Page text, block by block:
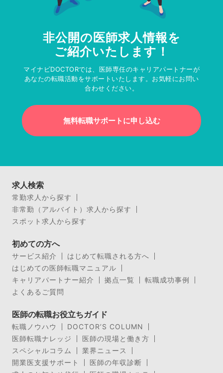
非公開の医師求人情報を
ご紹介いたします！
マイナビDOCTORでは、医師専任のキャリアパートナーが
あなたの転職活動をサポートいたします。お気軽にお問い
合わせください。
無料転職サポートに申し込む
求人検索
常勤求人から探す
非常勤（アルバイト）求人から探す
スポット求人から探す
初めての方へ
サービス紹介
はじめて転職される方へ
はじめての医師転職マニュアル
キャリアパートナー紹介
拠点一覧
転職成功事例
よくあるご質問
医師の転職お役立ちガイド
転職ノウハウ
DOCTOR’S COLUMN
医師転職ナレッジ
医師の現場と働き方
スペシャルコラム
業界ニュース
開業医支援サポート
医師の年収診断